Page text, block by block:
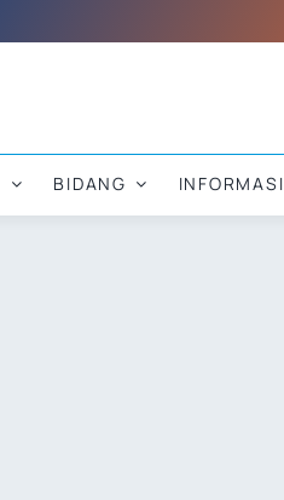
BIDANG INFORMASI